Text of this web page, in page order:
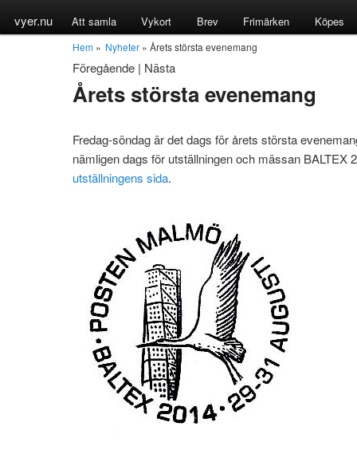
vyer.nu Att samla Vykort Brev Frimärken Köpes
Hem » Nyheter » Årets största evenemang
Föregående | Nästa
Årets största evenemang
Fredag-söndag är det dags för årets största
nämligen dags för utställningen och mässan BALTEX
utställningens sida.